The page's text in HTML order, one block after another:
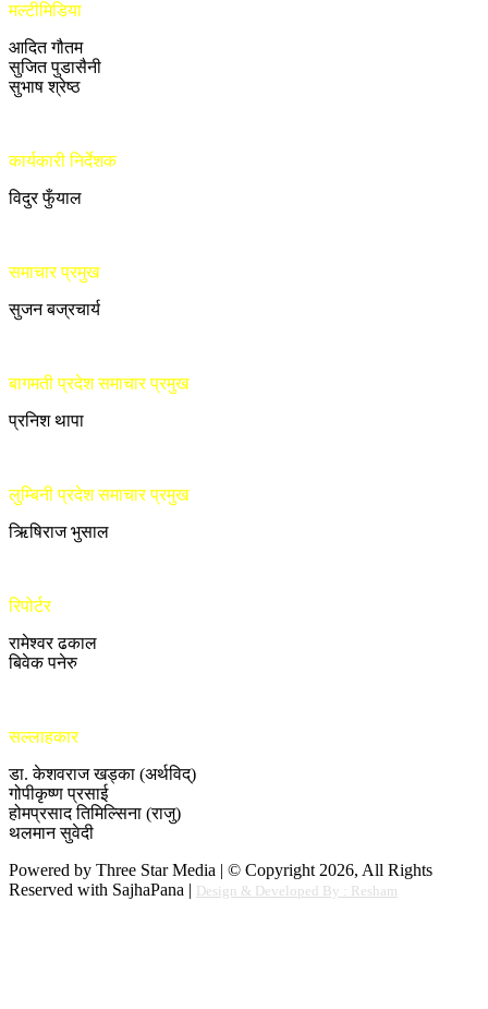
मल्टीमिडिया
आदित गौतम
सुजित पुडासैनी
सुभाष श्रेष्ठ
कार्यकारी निर्देशक
विदुर फुँयाल
समाचार प्रमुख
सुजन बज्रचार्य
बागमती प्रदेश समाचार प्रमुख
प्रनिश थापा
लुम्बिनी प्रदेश समाचार प्रमुख
ऋिषिराज भुसाल
रिपोर्टर
रामेश्वर ढकाल
बिवेक पनेरु
सल्लाहकार
डा. केशवराज खड्का (अर्थविद्)
गोपीकृष्ण प्रसाई
होमप्रसाद तिमिल्सिना (राजु)
थलमान सुवेदी
Powered by Three Star Media | © Copyright 2026, All Rights
Reserved with SajhaPana | Design & Developed By : Resham